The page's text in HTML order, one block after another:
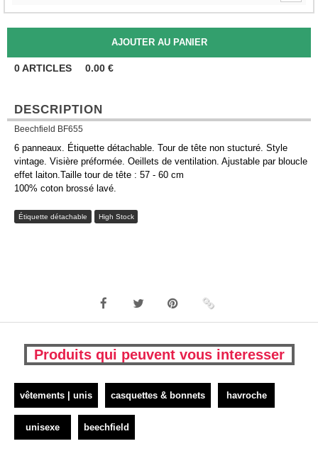
0ARTICLES 0.00 €
DESCRIPTION
Beechfield BF655
6 panneaux. Étiquette détachable. Tour de tête non stucturé. Style
vintage. Visière préformée. Oeillets de ventilation. Ajustable par bloucle
effet laiton.Taille tour de tête : 57 - 60 cm
100% coton brossé lavé.
Étiquette détachable High Stock
Produits qui peuvent vous interesser
vêtements | unis casquettes & bonnets havroche
unisexe beechfield